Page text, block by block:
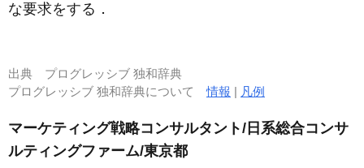
な要求をする．
出典 プログレッシブ 独和辞典
プログレッシブ 独和辞典について情報 | 凡例
マーケティング戦略コンサルタント/日系総合コンサ
ルティングファーム/東京都